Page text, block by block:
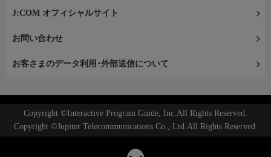
J:COM オフィシャルサイト
お問い合わせ
お客さまのデータ利用･外部送信について
Copyright ©Interactive Program Guide, Inc.All Rights Reserved.
Copyright ©Jupiter Telecommunications Co., Ltd.All Rights Reserved.